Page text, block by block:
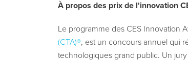
À propos des prix de l'innovation
Le programme des CES Innovation
(CTA)®, est un concours annuel qui
technologiques grand public. Un